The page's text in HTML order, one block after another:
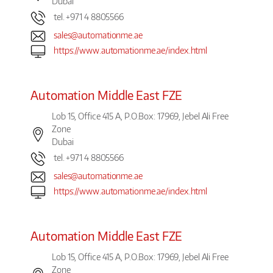
tel. +971 4 8805566
sales@automationme.ae
https://www.automationme.ae/index.html
Automation Middle East FZE
Lob 15, Office 415 A, P.O.Box: 17969, Jebel Ali Free
Zone
Dubai
tel. +971 4 8805566
sales@automationme.ae
https://www.automationme.ae/index.html
Automation Middle East FZE
Lob 15, Office 415 A, P.O.Box: 17969, Jebel Ali Free
Zone